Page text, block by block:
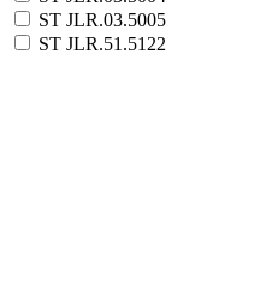
ST JLR.03.5005
ST JLR.51.5122